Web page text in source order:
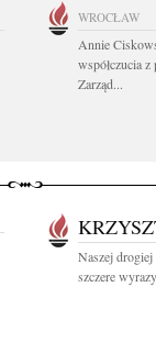
WROCŁAW
Annie
współczucia
Zarząd...
Naszej
szczere